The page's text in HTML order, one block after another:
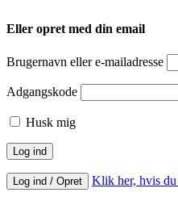
Eller opret med din email
Brugernavn eller e-mailadresse
Adgangskode
Husk mig
Log ind / Opret Klik her, hvis du